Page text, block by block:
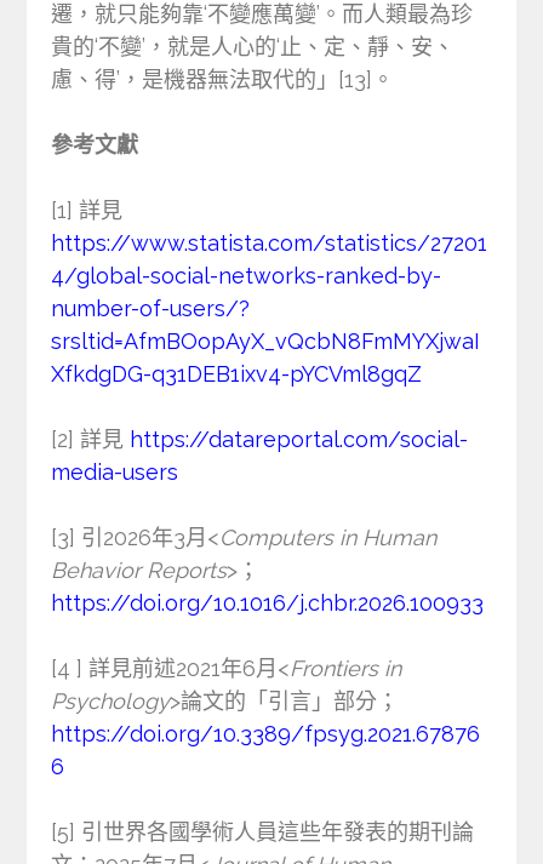
遷，就只能夠靠‘不變應萬變’。而人類最為珍
貴的‘不變’，就是人心的‘止、定、靜、安、
慮、得’，是機器無法取代的」[13]。
參考文獻
[1] 詳見
https://www.statista.com/statistics/27201
4/global-social-networks-ranked-by-
number-of-users/?
srsltid=AfmBOopAyX_vQcbN8FmMYXjwaI
XfkdgDG-q31DEB1ixv4-pYCVml8gqZ
[2] 詳見 https://datareportal.com/social-
media-users
[3] 引2026年3月<Computers in Human
Behavior Reports>；
https://doi.org/10.1016/j.chbr.2026.100933
[4 ] 詳見前述2021年6月<Frontiers in
Psychology>論文的「引言」部分；
https://doi.org/10.3389/fpsyg.2021.67876
6
[5] 引世界各國學術人員這些年發表的期刊論